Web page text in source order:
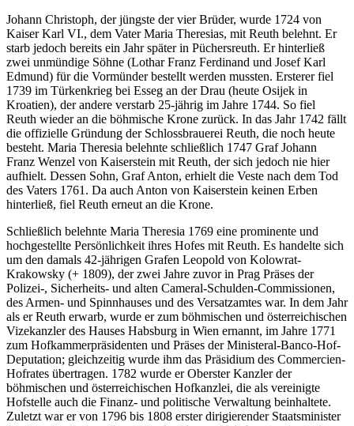
Johann Christoph, der jüngste der vier Brüder, wurde 1724 von
Kaiser Karl VI., dem Vater Maria Theresias, mit Reuth belehnt. Er
starb jedoch bereits ein Jahr später in Püchersreuth. Er hinterließ
zwei unmündige Söhne (Lothar Franz Ferdinand und Josef Karl
Edmund) für die Vormünder bestellt werden mussten. Ersterer fiel
1739 im Türkenkrieg bei Esseg an der Drau (heute Osijek in
Kroatien), der andere verstarb 25-jährig im Jahre 1744. So fiel
Reuth wieder an die böhmische Krone zurück. In das Jahr 1742 fällt
die offizielle Gründung der Schlossbrauerei Reuth, die noch heute
besteht. Maria Theresia belehnte schließlich 1747 Graf Johann
Franz Wenzel von Kaiserstein mit Reuth, der sich jedoch nie hier
aufhielt. Dessen Sohn, Graf Anton, erhielt die Veste nach dem Tod
des Vaters 1761. Da auch Anton von Kaiserstein keinen Erben
hinterließ, fiel Reuth erneut an die Krone.
Schließlich belehnte Maria Theresia 1769 eine prominente und
hochgestellte Persönlichkeit ihres Hofes mit Reuth. Es handelte sich
um den damals 42-jährigen Grafen Leopold von Kolowrat-
Krakowsky (+ 1809), der zwei Jahre zuvor in Prag Präses der
Polizei-, Sicherheits- und alten Cameral-Schulden-Commissionen,
des Armen- und Spinnhauses und des Versatzamtes war. In dem Jahr
als er Reuth erwarb, wurde er zum böhmischen und österreichischen
Vizekanzler des Hauses Habsburg in Wien ernannt, im Jahre 1771
zum Hofkammerpräsidenten und Präses der Ministeral-Banco-Hof-
Deputation; gleichzeitig wurde ihm das Präsidium des Commercien-
Hofrates übertragen. 1782 wurde er Oberster Kanzler der
böhmischen und österreichischen Hofkanzlei, die als vereinigte
Hofstelle auch die Finanz- und politische Verwaltung beinhaltete.
Zuletzt war er von 1796 bis 1808 erster dirigierender Staatsminister